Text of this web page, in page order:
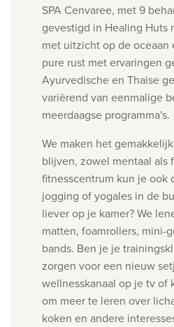
SPA Cenvaree, met 9
gevestigd in Healing Huts
met uitzicht op de oceaan
pure rust met ervaringen
Ayurvedische en Thaise
variërend van eenmalige
meerdaagse programma's.
We maken het
blijven, zowel mentaal als
fitnesscentrum kun je ook
jogging of yogales in de
liever op je kamer? We
matten, foamrollers, mini-
bands. Ben je je
zorgen voor een nieuw
wellnesskanaal op je tv of
om meer te leren over
koken en andere